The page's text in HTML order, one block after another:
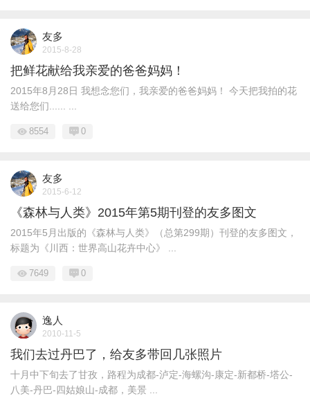
友多
2015-8-28
把鲜花献给我亲爱的爸爸妈妈！
2015年8月28日 我想念您们，我亲爱的爸爸妈妈！ 今天把我拍的花
送给您们...... ...
8554 0
友多
2015-6-12
《森林与人类》2015年第5期刊登的友多图文
2015年5月出版的《森林与人类》（总第299期）刊登的友多图文，
标题为《川西：世界高山花卉中心》 ...
7649 0
逸人
2010-11-5
我们去过丹巴了，给友多带回几张照片
十月中下旬去了甘孜，路程为成都-泸定-海螺沟-康定-新都桥-塔公-
八美-丹巴-四姑娘山-成都，美景 ...